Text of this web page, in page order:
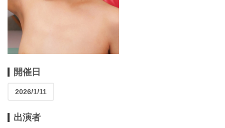
開催日
2026/1/11
出演者